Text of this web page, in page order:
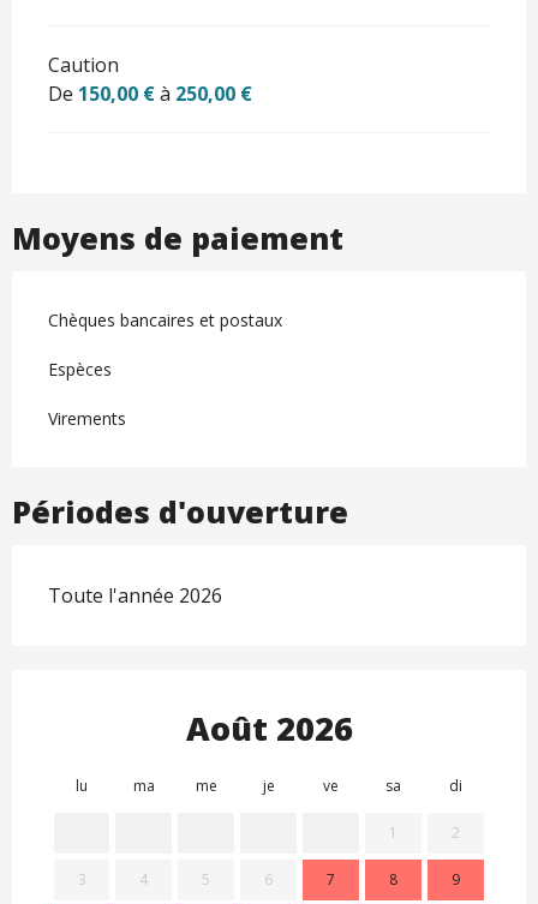
Caution
De 150,00 €à 250,00 €
Moyens de paiement
Chèques bancaires et postaux
Espèces
Virements
Périodes d'ouverture
Toute l'année 2026
Août 2026
lu ma me je ve sa di
1 2
3 4 5 6 7 8 9